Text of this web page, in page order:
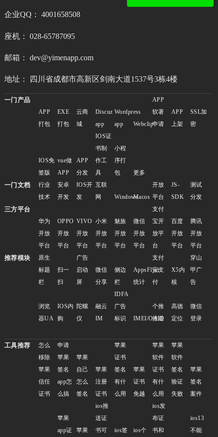
企业QQ： 4001658508
座机： 028-65787095
邮箱： dev@yimenapp.com
地址： 四川省成都市高新区剑南大道1537号3栋4楼
一门产品
APP
打包
EXE
打包
云商
城
Discuz
app
Wordpress
app
Webclip
APP
软著
申请
APP
上架
SSL加
密
IOS免
签版
vue做
APP
APP
分发
IOS证
书制
作工
具
小程
序打
包
更多
一门文档
行业
技术
安卓
开发
IOS开
发
互联
网
WindowsMacos
开放
平台
JS-
SDK
测试
分发
三方平台
华为
开放
平台
OPPO
开放
平台
VIVO
开放
平台
小米
开放
平台
魅族
开放
平台
微信
开放
平台
支付
宝开
放平
台
百度
开放
平台
腾讯
开放
平台
推荐模块
原生
标题
栏
扫一
扫
广告
启动
屏
微信
分享
侧边
栏
AppsFlyer
统计
支付
宝支
付
X5内
核
穿山
甲广
告
浏览
器UA
IOS内
购
陀螺
仪
融云
IM
IDFA
广告
标识
IMEI/OAID
个推
推送
高德
定位
微信
登录
工具推荐
怎么
移除
苹果
信任
证书
申请
苹果
签名
app怎
么搞
苹果
自己
怎么
签名
苹果
注册
证书
苹果
证书
签名
有什
么用
苹果
证书
免越
苹果
软件
证书
有什
么用
苹果
软件
签名
验证
失败
苹果
签名
案件
苹果
app证
苹果
ios推
送证
书可
ios签 ios个
ios发
布证
书和
ios13
不能